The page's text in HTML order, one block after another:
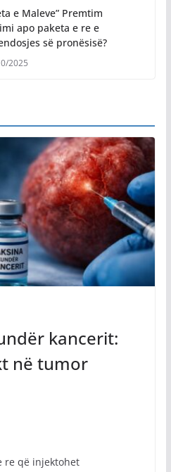
e Maleve” Premtim
apo paketa e re e
së pronësisë?
2025
kancerit:
në tumor
re që injektohet